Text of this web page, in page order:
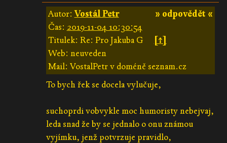
» odpovědět «
Autor:Vostál Petr
Čas: 2019-11-04 10:30:54
Titulek: Re: Pro Jakuba G
[↑]
Web: neuveden
Mail: VostalPetr v doméně seznam.cz
To bych řek se docela vylučuje,
suchoprdi vobvykle moc humoristy nebejvaj,
leda snad že by se jednalo o onu známou
vyjímku, jenž potvrzuje pravidlo,